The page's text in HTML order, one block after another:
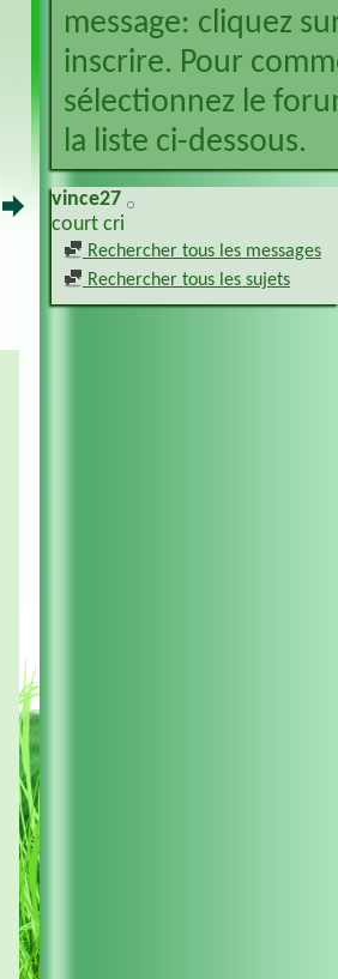
message: cliquez
inscrire. Pour
sélectionnez le
la liste ci-dessous.
vince27
court cri
Rechercher tous les messages
Rechercher tous les sujets